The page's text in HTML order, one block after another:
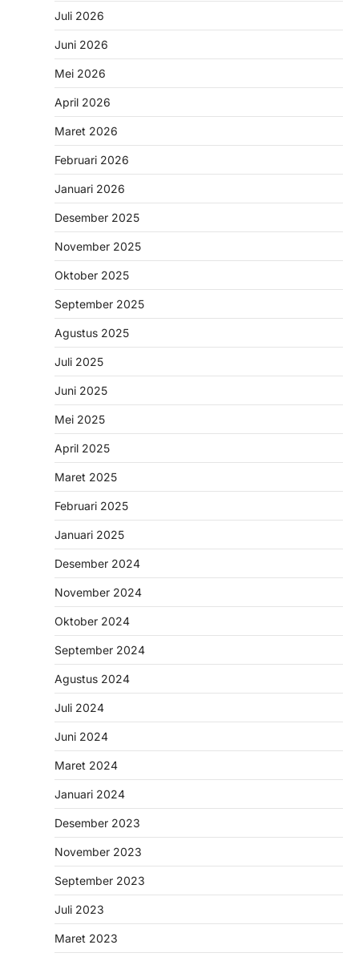
Juli 2026
Juni 2026
Mei 2026
April 2026
Maret 2026
Februari 2026
Januari 2026
Desember 2025
November 2025
Oktober 2025
September 2025
Agustus 2025
Juli 2025
Juni 2025
Mei 2025
April 2025
Maret 2025
Februari 2025
Januari 2025
Desember 2024
November 2024
Oktober 2024
September 2024
Agustus 2024
Juli 2024
Juni 2024
Maret 2024
Januari 2024
Desember 2023
November 2023
September 2023
Juli 2023
Maret 2023